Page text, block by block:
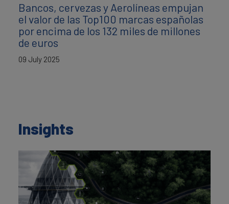
Bancos, cervezas y Aerolíneas empujan
el valor de las Top100 marcas españolas
por encima de los 132 miles de millones
de euros
09 July 2025
Insights